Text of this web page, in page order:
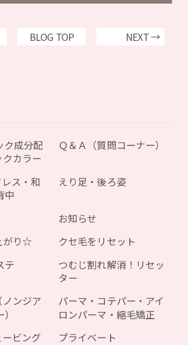
BLOG TOP NEXT →
ク成分配
カラー
Ｑ＆Ａ（質問コーナー）
ス・和
中
えり足・後ろ姿
お知らせ
がり☆
クセ毛をリセット
テ
つむじ割れ解消！リセッ
ター
ンジア
パーマ・コテパー・アイ
ロンパーマ・縮毛矯正
ビング
プライベート